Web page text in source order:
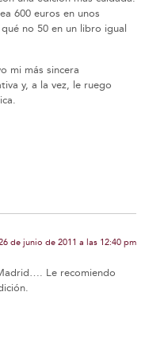
600 euros en unos
no 50 en un libro igual
mi más sincera
y, a la vez, le ruego
de junio de 2011 a las 12:40 pm
Le recomiendo